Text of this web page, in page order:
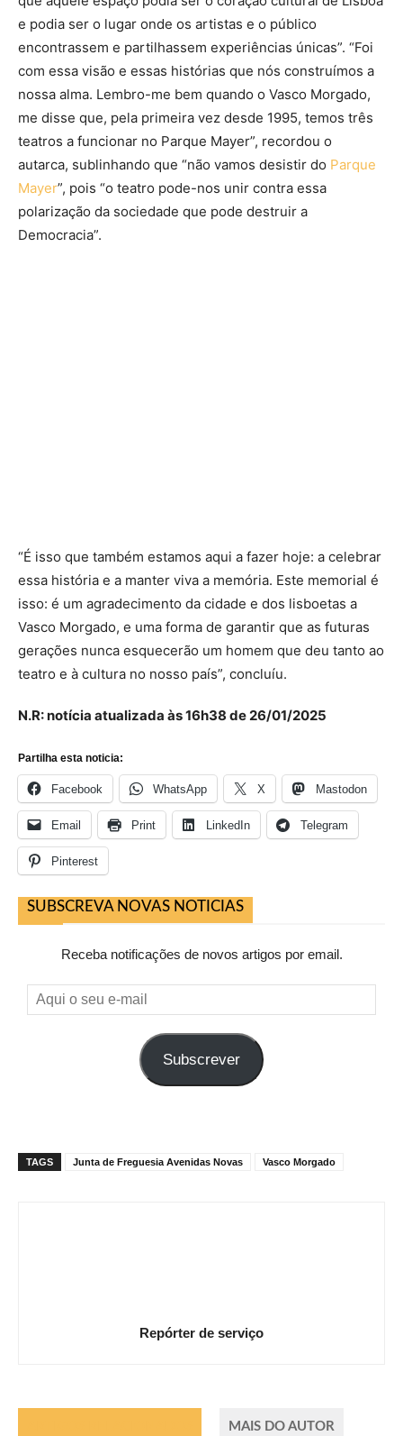
e podia ser o lugar onde os artistas e o público
encontrassem e partilhassem experiências únicas”. “Foi
com essa visão e essas histórias que nós construímos a
nossa alma. Lembro-me bem quando o Vasco Morgado,
me disse que, pela primeira vez desde 1995, temos três
teatros a funcionar no Parque Mayer”, recordou o
autarca, sublinhando que “não vamos desistir do Parque
Mayer”, pois “o teatro pode-nos unir contra essa
polarização da sociedade que pode destruir a
Democracia”.
“É isso que também estamos aqui a fazer hoje: a celebrar
essa história e a manter viva a memória. Este memorial é
isso: é um agradecimento da cidade e dos lisboetas a
Vasco Morgado, e uma forma de garantir que as futuras
gerações nunca esquecerão um homem que deu tanto ao
teatro e à cultura no nosso país”, concluíu.
N.R: notícia atualizada às 16h38 de 26/01/2025
Partilha esta noticia:
Facebook WhatsApp X Mastodon
Email Print LinkedIn Telegram
Pinterest
SUBSCREVA NOVAS NOTICIAS
Receba notificações de novos artigos por email.
Aqui
o
Subscrever
TAGS Junta de Freguesia Avenidas Novas Vasco Morgado
Repórter de serviço
MAIS DO AUTOR